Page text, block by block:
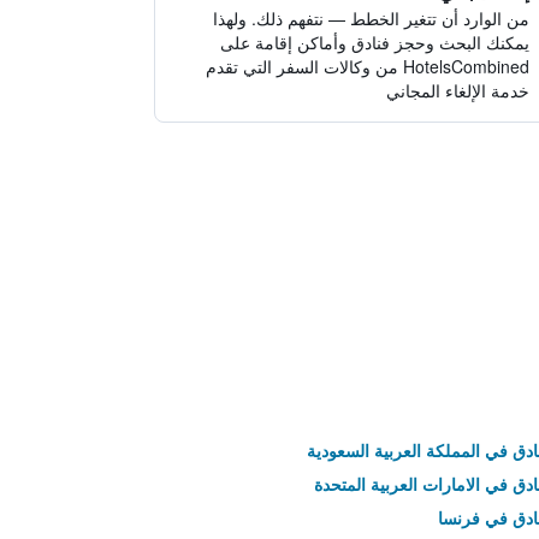
من الوارد أن تتغير الخطط — نتفهم ذلك. ولهذا
يمكنك البحث وحجز فنادق وأماكن إقامة على
HotelsCombined من وكالات السفر التي تقدم
خدمة الإلغاء المجاني
في المملكة العربية السعودية
في الامارات العربية المتحدة
في فرنسا